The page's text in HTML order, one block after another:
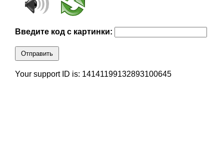
Введите код с картинки:
Отправить
Your support ID is: 14141199132893100645